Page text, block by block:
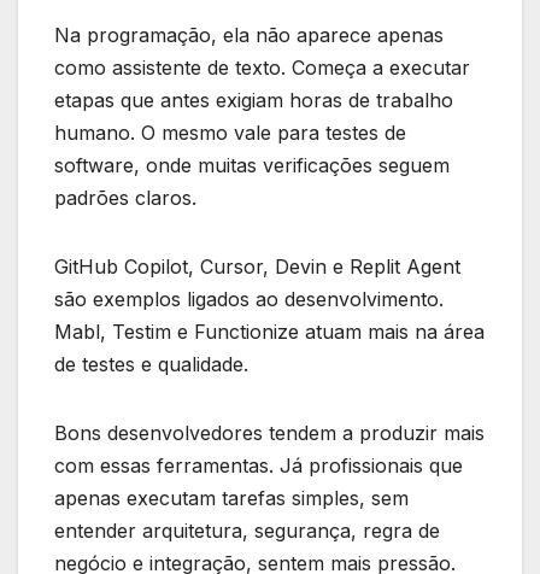
Na programação, ela não aparece apenas
como assistente de texto. Começa a executar
etapas que antes exigiam horas de trabalho
humano. O mesmo vale para testes de
software, onde muitas verificações seguem
padrões claros.
GitHub Copilot, Cursor, Devin e Replit Agent
são exemplos ligados ao desenvolvimento.
Mabl, Testim e Functionize atuam mais na área
de testes e qualidade.
Bons desenvolvedores tendem a produzir mais
com essas ferramentas. Já profissionais que
apenas executam tarefas simples, sem
entender arquitetura, segurança, regra de
negócio e integração, sentem mais pressão.